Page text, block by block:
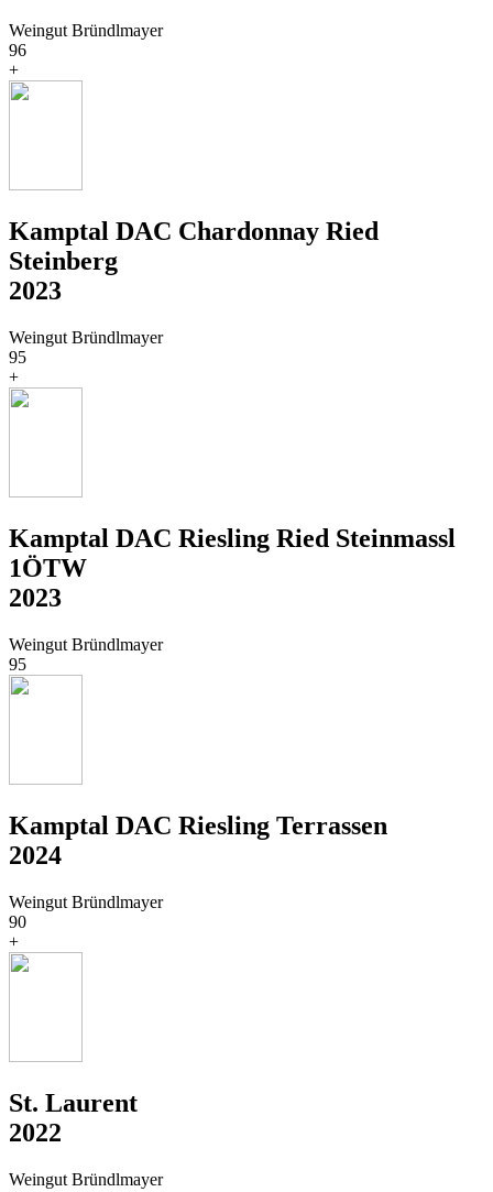
Weingut Bründlmayer
96
+
Kamptal DAC Chardonnay Ried
Steinberg
2023
Weingut Bründlmayer
95
+
Kamptal DAC Riesling Ried Steinmassl
1ÖTW
2023
Weingut Bründlmayer
95
Kamptal DAC Riesling Terrassen
2024
Weingut Bründlmayer
90
+
St. Laurent
2022
Weingut Bründlmayer